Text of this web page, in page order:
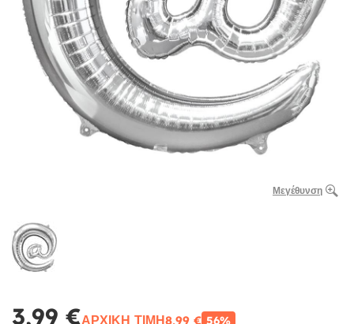
Μεγέθυνση
3,99 €ΑΡΧΙΚΉ ΤΙΜΉ8,99 € 56%